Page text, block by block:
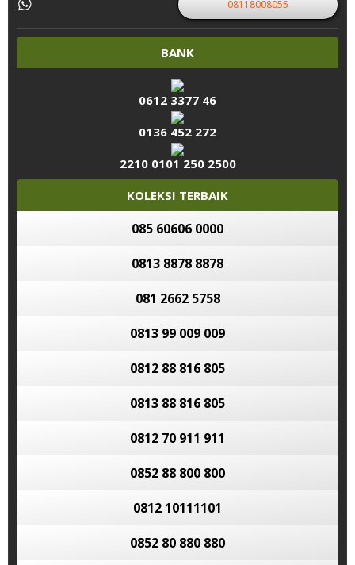
08118008055
BANK
0612 3377 46
0136 452 272
2210 0101 250 2500
KOLEKSI TERBAIK
085 60606 0000
0813 8878 8878
081 2662 5758
0813 99 009 009
0812 88 816 805
0813 88 816 805
0812 70 911 911
0852 88 800 800
0812 10111101
0852 80 880 880